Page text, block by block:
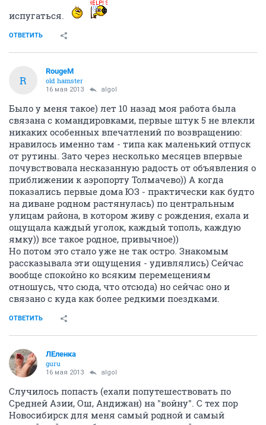
испугаться.
ОТВЕТИТЬ
R
RougeM
old hamster
16 мая 2013 algol
Было у меня такое) лет 10 назад моя работа была
связана с командировками, первые штук 5 не влекли
никаких особенных впечатлений по возвращению:
нравилось именно там - типа как маленький отпуск
от рутины. Зато через несколько месяцев впервые
почувствовала несказанную радость от объявления о
приближении к аэропорту Толмачево)) А когда
показались первые дома ЮЗ - практически как будто
на диване родном растянулась) по центральным
улицам района, в котором живу с рождения, ехала и
ощущала каждый уголок, каждый тополь, каждую
ямку)) все такое родное, привычное))
Но потом это стало уже не так остро. Знакомым
рассказывала эти ощущения - удивлялись) Сейчас
вообще спокойно ко всяким перемещениям
отношусь, что сюда, что отсюда) но сейчас оно и
связано с куда как более редкими поездками.
ОТВЕТИТЬ
ЛЕленка
guru
16 мая 2013 algol
Случилось попасть (ехали попутешествовать по
Средней Азии, Ош, Андижан) на "войну". С тех пор
Новосибирск для меня самый родной и самый